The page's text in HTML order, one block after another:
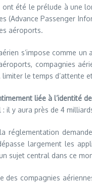
ont été le prélude à une
(Advance Passenger
aéroports.
s’impose comme
compagnies
le temps d’attente
liée à l’identité
il y aura près de 4
réglementation
largement les
sujet central dans ce
des compagnies